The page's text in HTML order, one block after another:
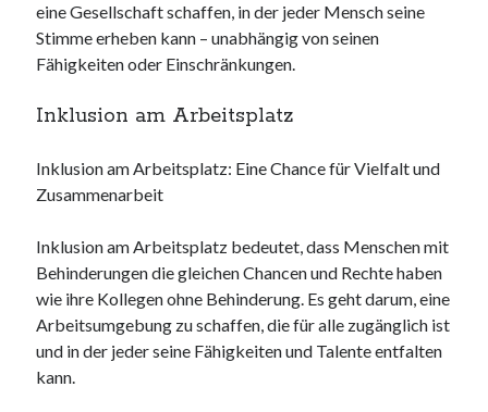
eine Gesellschaft schaffen, in der jeder Mensch seine
Stimme erheben kann – unabhängig von seinen
Fähigkeiten oder Einschränkungen.
Inklusion am Arbeitsplatz
Inklusion am Arbeitsplatz: Eine Chance für Vielfalt und
Zusammenarbeit
Inklusion am Arbeitsplatz bedeutet, dass Menschen mit
Behinderungen die gleichen Chancen und Rechte haben
wie ihre Kollegen ohne Behinderung. Es geht darum, eine
Arbeitsumgebung zu schaffen, die für alle zugänglich ist
und in der jeder seine Fähigkeiten und Talente entfalten
kann.